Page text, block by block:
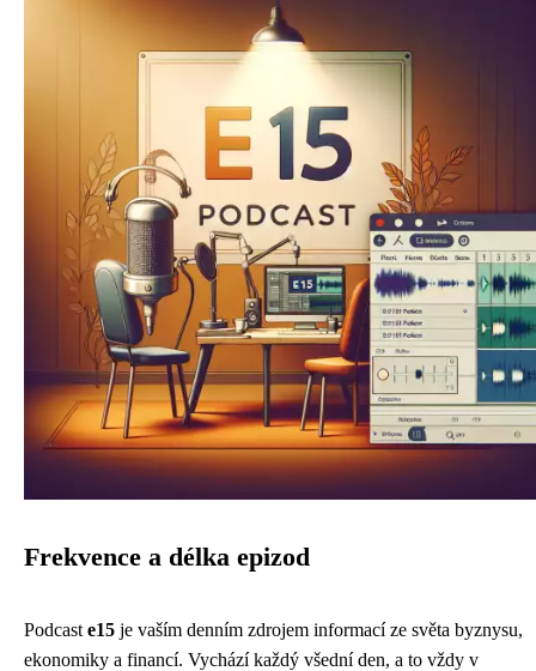
Frekvence a délka epizod
Podcast e15 je vaším denním zdrojem informací ze světa byznysu,
ekonomiky a financí. Vychází každý všední den, a to vždy v